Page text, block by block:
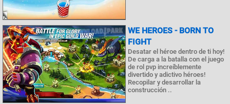
WE HEROES - BORN TO
FIGHT
Desatar el héroe dentro de ti hoy!
De carga a la batalla con el juego
de rol pvp increíblemente
divertido y adictivo héroes!
Recopilar y desarrollar la
construcción ..